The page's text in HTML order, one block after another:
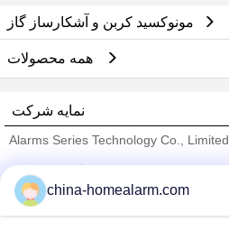
مونوکسید کربن و آشکارساز گاز
نمایه شرکت
Alarms Series Technology Co., Limited
Trust Seal
Verified Suplier
china-homealarm.com